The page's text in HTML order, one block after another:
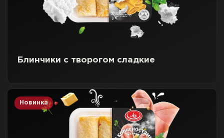
Блинчики с творогом сладкие
Новинка